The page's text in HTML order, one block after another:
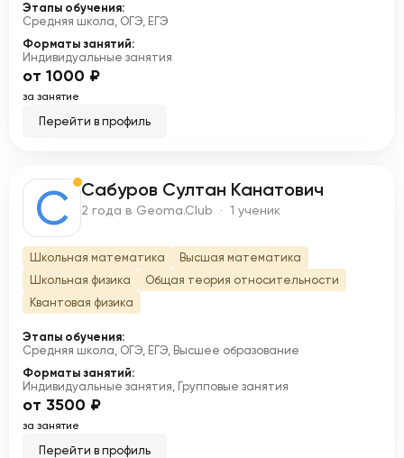
Этапы обучения:
Средняя школа, ОГЭ, ЕГЭ
Форматы занятий:
Индивидуальные занятия
от 1000 ₽
за занятие
Перейти в профиль
С Сабуров Султан Канатович
2 года в Geoma.Club · 1 ученик
Школьная математика
Высшая математика
Школьная физика
Общая теория относительности
Квантовая физика
Этапы обучения:
Средняя школа, ОГЭ, ЕГЭ, Высшее образование
Форматы занятий:
Индивидуальные занятия, Групповые занятия
от 3500 ₽
за занятие
Перейти в профиль